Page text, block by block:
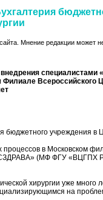
Мнение редакции может
внедрения
Всероссийского
учреждения в
в Московском
(МФ ФГУ «ВЦГПХ
хирургии уже
на